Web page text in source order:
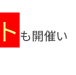
も開催い